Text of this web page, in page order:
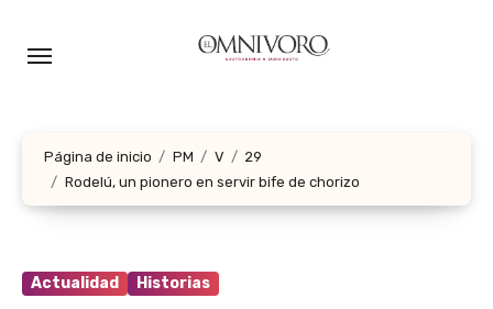
Página de inicio PM V
29
Rodelú, un pionero en servir bife de chorizo
Actualidad Historias